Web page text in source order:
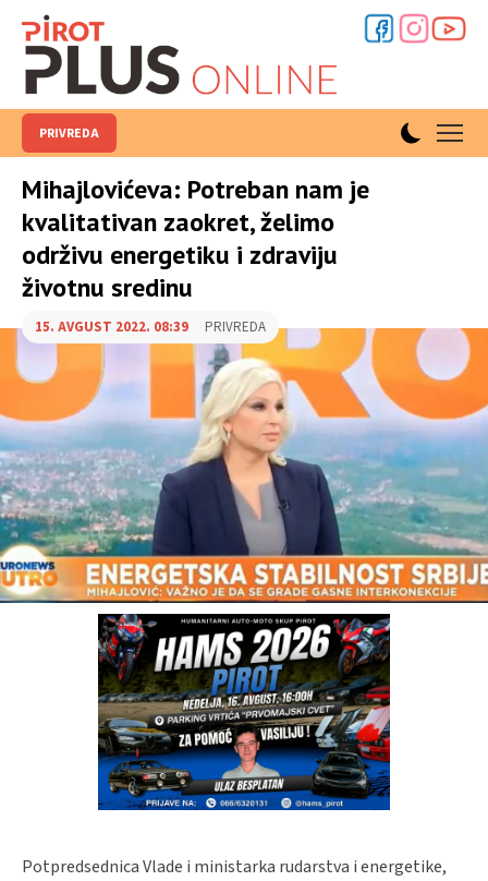
PRIVREDA
Mihajlovićeva: Potreban nam je
kvalitativan zaokret, želimo
održivu energetiku i zdraviju
životnu sredinu
15. AVGUST 2022. 08:39 PRIVREDA
Potpredsednica Vlade i ministarka rudarstva i energetike,